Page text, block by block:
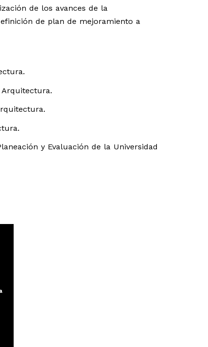
de los avances de la
de plan de mejoramiento a
y Evaluación de la Universidad